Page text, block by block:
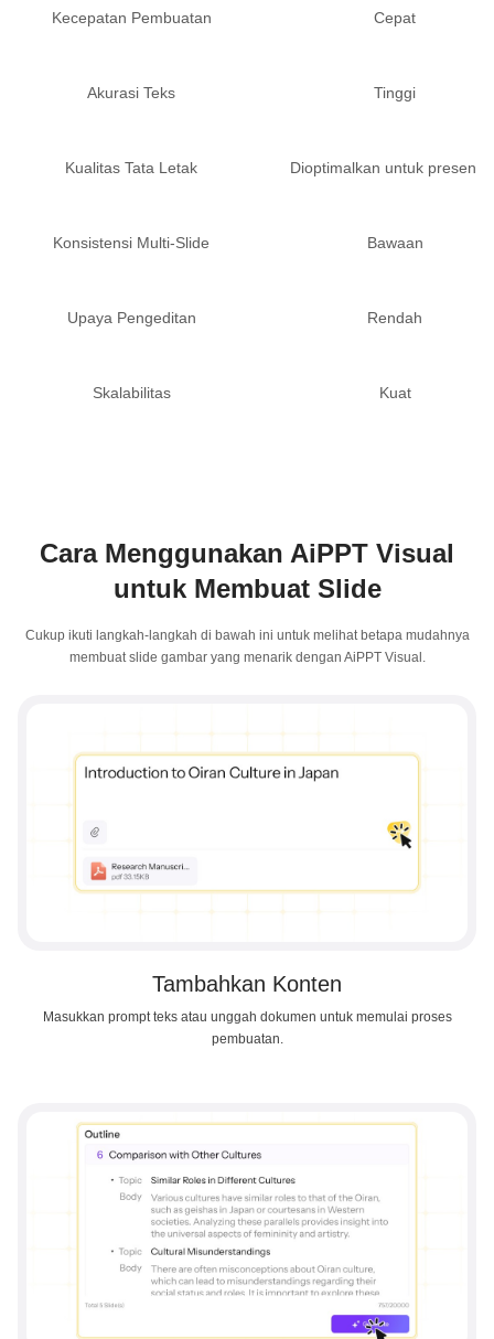
Kecepatan Pembuatan Cepat
Akurasi Teks Tinggi
Kualitas Tata Letak Dioptimalkan untuk
Konsistensi Multi-Slide Bawaan
Upaya Pengeditan Rendah
Skalabilitas Kuat
Cara Menggunakan AiPPT Visual
untuk Membuat Slide
Cukup ikuti langkah-langkah di bawah ini untuk melihat betapa mudahnya
membuat slide gambar yang menarik dengan AiPPT Visual.
Tambahkan Konten
Masukkan prompt teks atau unggah dokumen untuk memulai proses
pembuatan.